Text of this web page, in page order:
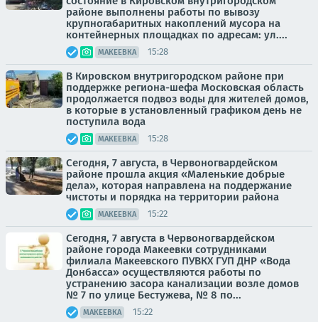
районе выполнены работы по вывозу
крупногабаритных накоплений мусора на
контейнерных площадках по адресам: ул....
МАКЕЕВКА 15:28
В Кировском внутригородском районе при
поддержке региона-шефа Московская область
продолжается подвоз воды для жителей домов,
в которые в установленный графиком день не
поступила вода
МАКЕЕВКА 15:28
Сегодня, 7 августа, в Червоногвардейском
районе прошла акция «Маленькие добрые
дела», которая направлена на поддержание
чистоты и порядка на территории района
МАКЕЕВКА 15:22
Сегодня, 7 августа в Червоногвардейском
районе города Макеевки сотрудниками
филиала Макеевского ПУВКХ ГУП ДНР «Вода
Донбасса» осуществляются работы по
устранению засора канализации возле домов
№ 7 по улице Бестужева, № 8 по...
МАКЕЕВКА 15:22